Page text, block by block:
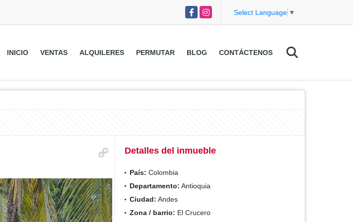
FacebookInstagram Select Language ▼
INICIO VENTAS ALQUILERES PERMUTAR BLOG CONTÁCTENOS
Detalles del inmueble
País: Colombia
Departamento: Antioquia
Ciudad: Andes
Zona / barrio: El Crucero